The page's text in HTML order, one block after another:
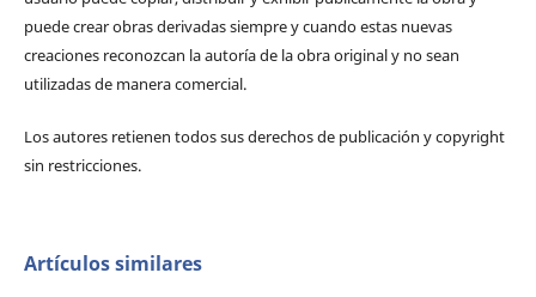
puede crear obras derivadas siempre y cuando estas nuevas
creaciones reconozcan la autoría de la obra original y no sean
utilizadas de manera comercial.
Los autores retienen todos sus derechos de publicación y copyright
sin restricciones.
Artículos similares